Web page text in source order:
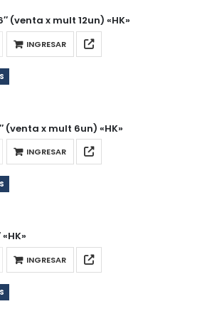
(venta x mult 12un) «HK»
INGRESAR
(venta x mult 6un) «HK»
INGRESAR
INGRESAR